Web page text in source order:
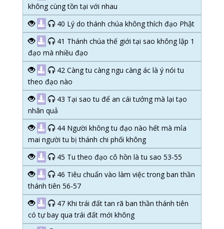
không cùng tồn tại với nhau
40 Lý do thánh chúa không thích đạo Phật
41 Thánh chúa thế giới tại sao không lập 1
đạo mà nhiều đạo
42 Càng tu càng ngu càng ác là ý nói tu
theo đạo nào
43 Tại sao tu để an cái tưởng mà lại tạo
nhân quả
44 Người không tu đạo nào hết mà mỉa
mai người tu bị thánh chi phối không
45 Tu theo đạo cô hồn là tu sao 53-55
46 Tiêu chuẩn vào làm việc trong ban thần
thánh tiên 56-57
47 Khi trái đất tan rã ban thần thánh tiên
có tự bay qua trái đất mới không